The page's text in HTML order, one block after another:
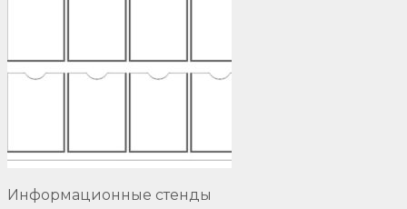
Информационные стенды